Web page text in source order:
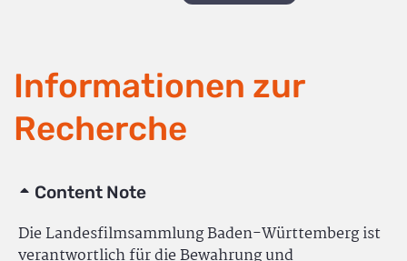
Informationen zur
Recherche
Content Note
Die Landesfilmsammlung Baden-Württemberg ist
verantwortlich für die Bewahrung und